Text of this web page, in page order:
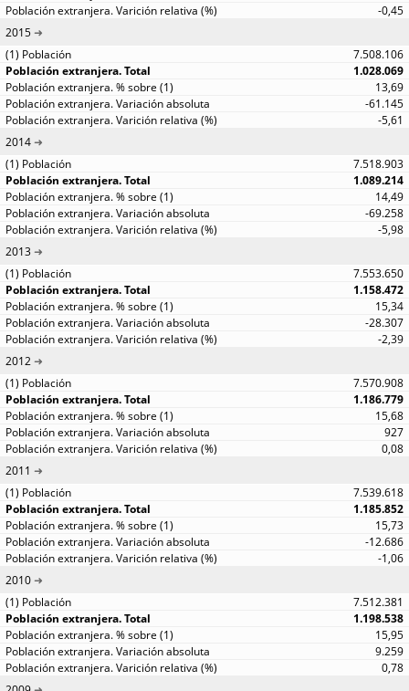
-0,45
2015
7.508.106
1.028.069
13,69
-61.145
-5,61
2014
7.518.903
1.089.214
14,49
-69.258
-5,98
2013
7.553.650
1.158.472
15,34
-28.307
-2,39
2012
7.570.908
1.186.779
15,68
927
0,08
2011
7.539.618
1.185.852
15,73
-12.686
-1,06
2010
7.512.381
1.198.538
15,95
9.259
0,78